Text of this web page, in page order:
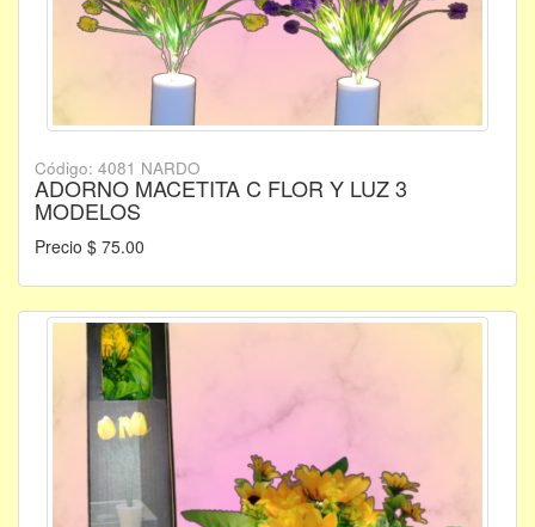
Código: 4081 NARDO
ADORNO MACETITA C FLOR Y LUZ 3
MODELOS
Precio $ 75.00